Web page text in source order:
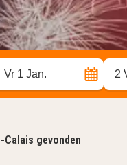
Vr 1 Jan. 2
gevonden